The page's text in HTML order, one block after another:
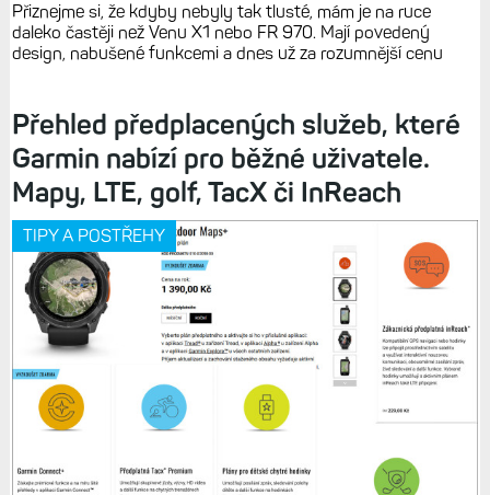
Přiznejme si, že kdyby nebyly tak tlusté, mám je na ruce
daleko častěji než Venu X1 nebo FR 970. Mají povedený
design, nabušené funkcemi a dnes už za rozumnější cenu
Přehled předplacených služeb, které
Garmin nabízí pro běžné uživatele.
Mapy, LTE, golf, TacX či InReach
TIPY A POSTŘEHY